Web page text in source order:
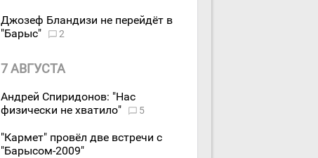
Джозеф Бландизи не перейдёт в
"Барыс"
2
7 АВГУСТА
Андрей Спиридонов: "Нас
физически не хватило"
5
"Кармет" провёл две встречи с
"Барысом-2009"